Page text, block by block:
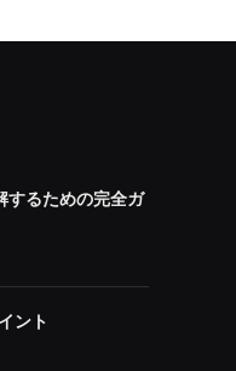
するための完全ガ
ント